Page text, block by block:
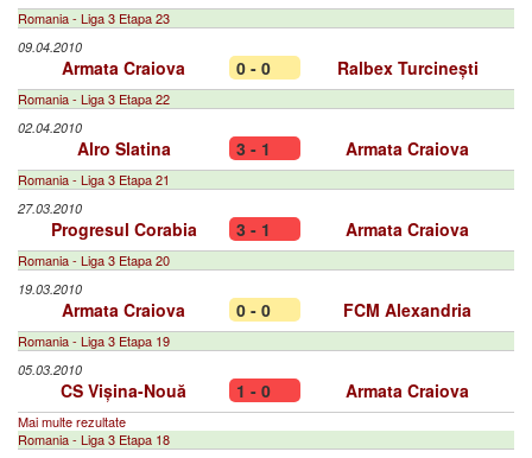
Romania - Liga 3 Etapa 23
09.04.2010
Armata Craiova 0 - 0 Ralbex Turcinești
Romania - Liga 3 Etapa 22
02.04.2010
Alro Slatina 3 - 1 Armata Craiova
Romania - Liga 3 Etapa 21
27.03.2010
Progresul Corabia 3 - 1 Armata Craiova
Romania - Liga 3 Etapa 20
19.03.2010
Armata Craiova 0 - 0 FCM Alexandria
Romania - Liga 3 Etapa 19
05.03.2010
CS Vișina-Nouă 1 - 0 Armata Craiova
Mai multe rezultate
Romania - Liga 3 Etapa 18